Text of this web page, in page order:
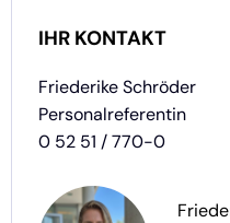
IHR KONTAKT
Friederike Schröder
Personalreferentin
0 52 51 / 770-0